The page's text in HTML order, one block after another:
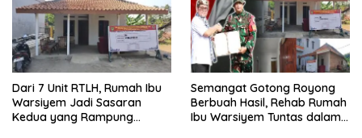
Dari 7 Unit RTLH, Rumah Ibu
Warsiyem Jadi Sasaran
Kedua yang Rampung
Semangat Gotong Royong
Berbuah Hasil, Rehab Rumah
Ibu Warsiyem Tuntas dalam